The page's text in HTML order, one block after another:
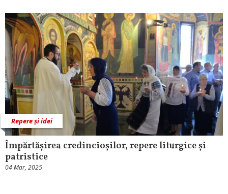
Repere și idei
Împărtășirea credincioșilor, repere liturgice și
patristice
04 Mar, 2025